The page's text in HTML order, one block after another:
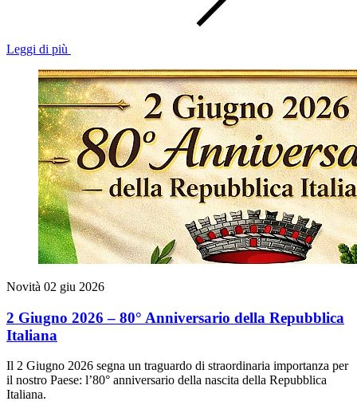
Leggi di più
Novità 02 giu 2026
2 Giugno 2026 – 80° Anniversario della Repubblica
Italiana
Il 2 Giugno 2026 segna un traguardo di straordinaria importanza per
il nostro Paese: l’80° anniversario della nascita della Repubblica
Italiana.